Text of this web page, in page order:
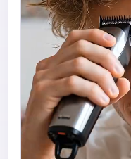
cabeça, revelação
cabeludo,
natural da mão.
cinematográfico
mão, profundidade
de transformação
com a batida.
altamente realista.
completamente
confiante e